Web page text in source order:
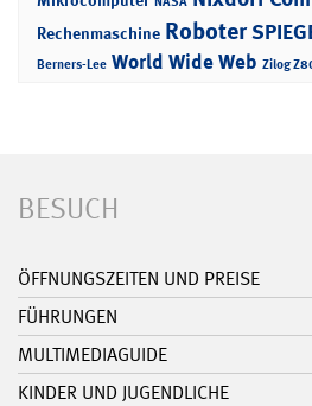
Rechenmaschine Roboter
Berners-Lee World Wide Web Zilog
BESUCH
ÖFFNUNGSZEITEN UND PREISE
FÜHRUNGEN
MULTIMEDIAGUIDE
KINDER UND JUGENDLICHE